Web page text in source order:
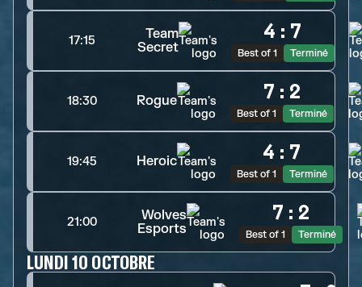
17:15
Team
Secret
4 : 7
Best of 1 Terminé
18:30 Rogue 7 : 2
Best of 1 Terminé
19:45 Heroic 4 : 7
Best of 1 Terminé
21:00
Wolves
Esports
7 : 2
Best of 1 Terminé
LUNDI 10 OCTOBRE